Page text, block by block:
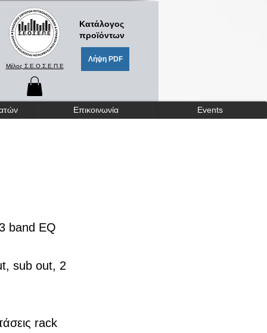
Μέλος Σ.Ε.Ο.Σ.Ε.Π.Ε
Κατάλογος
προϊόντων
Λήψη PDF
Επικοινωνία Events
band EQ
sub out, 2
rack